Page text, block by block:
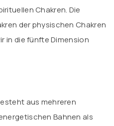
Chakren. Die
der physischen Chakren
in die fünfte Dimension
aus mehreren
Bahnen als